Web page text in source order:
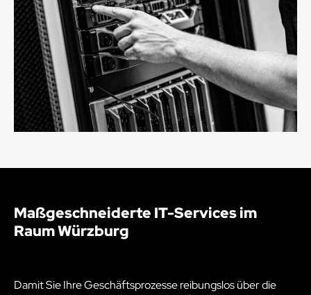
Maßgeschneiderte IT-Services im
Raum Würzburg
Damit Sie Ihre Geschäftsprozesse reibungslos über die